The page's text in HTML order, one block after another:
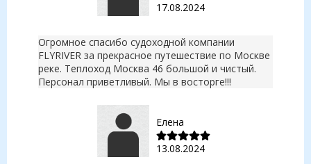
17.08.2024
Огромное спасибо судоходной компании
FLYRIVER за прекрасное путешествие по Москве
реке. Теплоход Москва 46 большой и чистый.
Персонал приветливый. Мы в восторге!!!
Елена
13.08.2024